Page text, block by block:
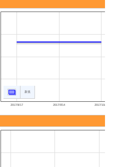
2017/8/17 2017/9/14 2017/10/12
新規